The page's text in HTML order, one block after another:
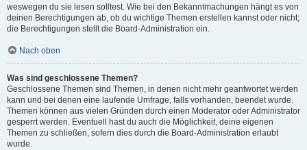
weswegen du sie lesen solltest. Wie bei den Bekanntmachungen hängt es von
deinen Berechtigungen ab, ob du wichtige Themen erstellen kannst oder nicht;
die Berechtigungen stellt die Board-Administration ein.
Nach oben
Was sind geschlossene Themen?
Geschlossene Themen sind Themen, in denen nicht mehr geantwortet werden
kann und bei denen eine laufende Umfrage, falls vorhanden, beendet wurde.
Themen können aus vielen Gründen durch einen Moderator oder Administrator
gesperrt werden. Eventuell hast du auch die Möglichkeit, deine eigenen
Themen zu schließen, sofern dies durch die Board-Administration erlaubt
wurde.